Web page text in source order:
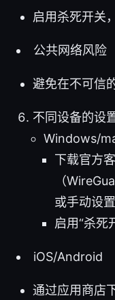
启用杀死开关
公共网络风险
避免在不可信
不同设备的设
Windows/
下载官方
（
或手动设置
启用“杀死
iOS/Android
通过应用商店